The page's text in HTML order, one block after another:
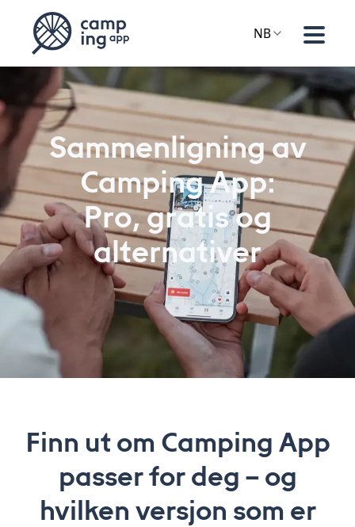
NB
Sammenligning av
Camping App:
Pro, gratis og
alternativer
Finn ut om Camping App
passer for deg – og
hvilken versjon som er